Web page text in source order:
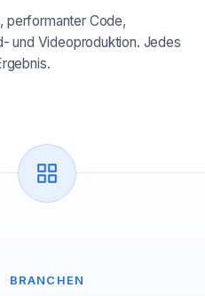
performanter Code,
und Videoproduktion. Jedes
BRANCHEN